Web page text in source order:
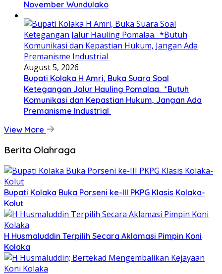
November Wundulako
August 5, 2026
Bupati Kolaka H Amri, Buka Suara Soal
Ketegangan Jalur Hauling Pomalaa. *Butuh
Komunikasi dan Kepastian Hukum, Jangan Ada
Premanisme Industrial
View More
Berita Olahraga
Bupati Kolaka Buka Porseni ke-III PKPG Klasis Kolaka-
Kolut
H Husmaluddin Terpilih Secara Aklamasi Pimpin Koni
Kolaka